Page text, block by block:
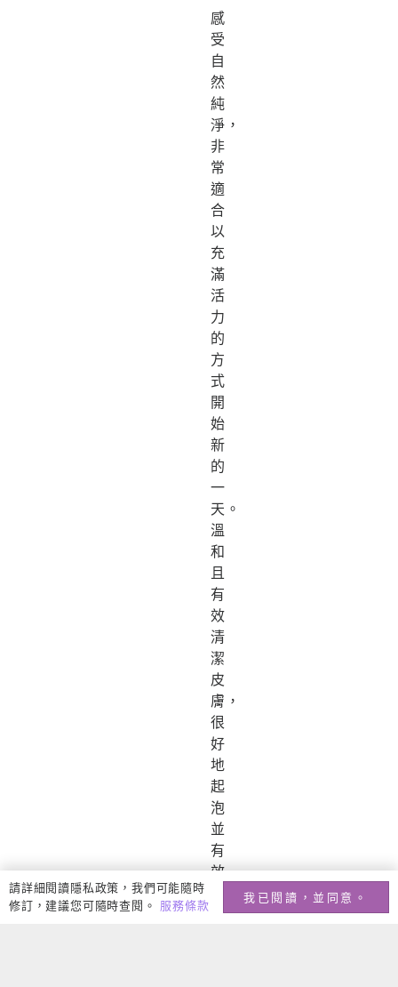
感
受
自
然
純
淨，
非
常
適
合
以
充
滿
活
力
的
方
式
開
始
新
的
一
天。
溫
和
且
有
效
清
潔
皮
膚，
很
好
地
起
泡
並
有
效
除
請詳細閱讀隱私政策，我們可能隨時
修訂，建議您可隨時查閱。 服務條款
我已閱讀，並同意。